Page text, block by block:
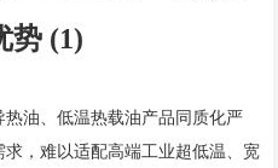
势 (1)
油、低温热载油产品同质化严
，难以适配高端工业超低温、宽